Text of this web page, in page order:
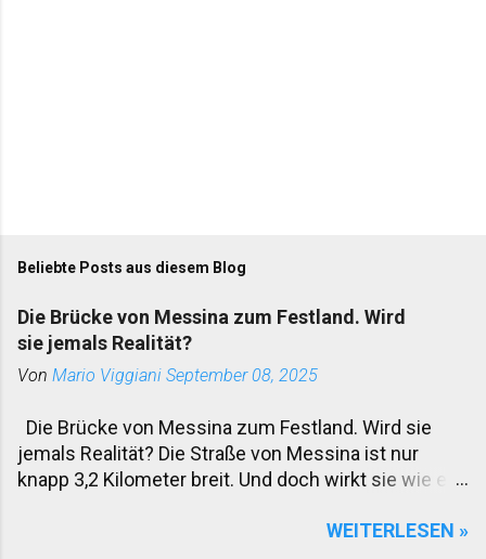
Beliebte Posts aus diesem Blog
Die Brücke von Messina zum Festland. Wird
sie jemals Realität?
Von Mario Viggiani September 08, 2025
Die Brücke von Messina zum Festland. Wird sie
jemals Realität? Die Straße von Messina ist nur
knapp 3,2 Kilometer breit. Und doch wirkt sie wie ein
italienischen Festland trennt. Fähren pendeln Tag
WEITERLESEN »